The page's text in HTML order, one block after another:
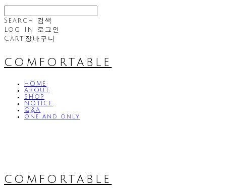
Search
검색
Log In
로그인
Cart 장바구니
comfortable
HOME
ABOUT
SHOP
NOTICE
Q&A
one and only
comfortable